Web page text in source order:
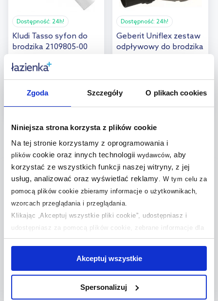
Zgoda Szczegóły O plikach cookies
Niniejsza strona korzysta z plików cookie
Na tej stronie korzystamy z oprogramowania i
plikówcookie oraz innych technologii wydawców, aby
korzystać ze wszystkich funkcji naszej witryny, z jej
usług, analizować oraz wyświetlać reklamy
W tym celu za
pomocą plików cookie zbieramy informacje o użytkownikach,
wzorcach przeglądania i przeglądania.
Klikając „Akceptuj wszystkie pliki cookie”, udostępniasz i
udostępniasz za pomocą plików cookie, zebrane informacje dla
użytkowników zewnętrznych, a także nasi partnerzy reklamowi.
jednak, że zablokowane niektóre pliki cookie mogą mieć wpływ
na sposób dostarczania treści niedostosowanych do potrzeb
Akceptuj wszystkie
Spersonalizuj
Dostępność: 24h!
Kludi Tasso syfon do
brodzika 2109805-00
119,99zł
Cena kat.:199,26 zł
(13)
Dostępność: 24h!
Geberit Uniflex zestaw
odpływowy do brodzika
228 zł
Pytania i odpowiedzi (4)
Czy każdy syfon pasuje do brodzika? +
Czy można wymienić syfon bez demontażu
brodzika?
+
Jak dopasować syfon do brodzika? +